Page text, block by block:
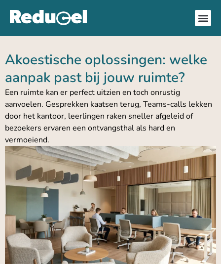
Akoestische oplossingen: welke
aanpak past bij jouw ruimte?
Een ruimte kan er perfect uitzien en toch onrustig
aanvoelen. Gesprekken kaatsen terug, Teams-calls lekken
door het kantoor, leerlingen raken sneller afgeleid of
bezoekers ervaren een ontvangsthal als hard en
vermoeiend.